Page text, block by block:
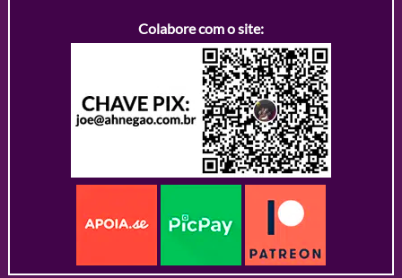
Colabore com o site: